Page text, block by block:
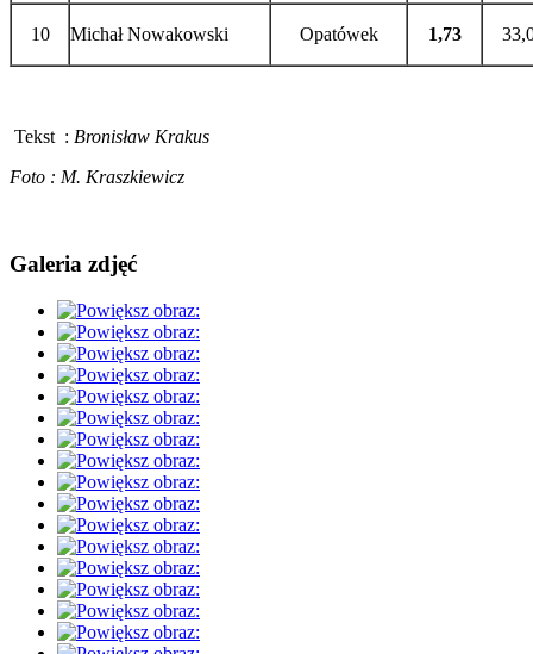
10 Michał Nowakowski Opatówek 1,73
Tekst : Bronisław Krakus
Foto : M. Kraszkiewicz
Galeria zdjęć